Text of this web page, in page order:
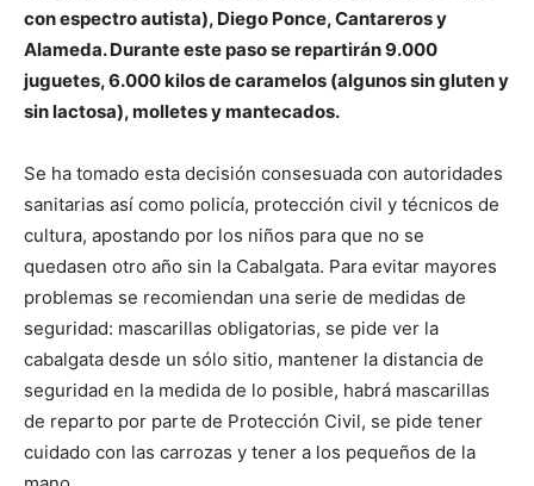
con espectro autista), Diego Ponce, Cantareros y
Alameda. Durante este paso se repartirán 9.000
juguetes, 6.000 kilos de caramelos (algunos sin gluten y
sin lactosa), molletes y mantecados.
Se ha tomado esta decisión consesuada con autoridades
sanitarias así como policía, protección civil y técnicos de
cultura, apostando por los niños para que no se
quedasen otro año sin la Cabalgata. Para evitar mayores
problemas se recomiendan una serie de medidas de
seguridad: mascarillas obligatorias, se pide ver la
cabalgata desde un sólo sitio, mantener la distancia de
seguridad en la medida de lo posible, habrá mascarillas
de reparto por parte de Protección Civil, se pide tener
cuidado con las carrozas y tener a los pequeños de la